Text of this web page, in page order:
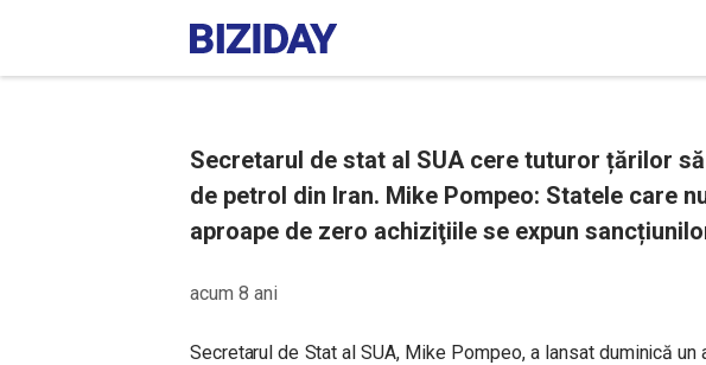
Secretarul de stat al SUA cere tuturor țărilor
de petrol din Iran. Mike Pompeo: Statele care
aproape de zero achiziţiile se expun
acum 8 ani
Secretarul de Stat al SUA, Mike Pompeo, a lansat duminică